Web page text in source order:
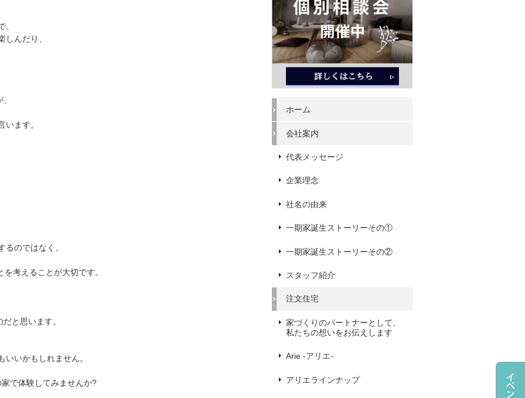
んだり、
ます。
のではなく、
考えることが大切です。
と思います。
いかもしれません。
で体験してみませんか?
ホーム
会社案内
代表メッセージ
企業理念
社名の由来
一期家誕生ストーリーその①
一期家誕生ストーリーその②
スタッフ紹介
注文住宅
家づくりのパートナーとして、
私たちの想いをお伝えします
Arie -アリエ-
アリエラインナップ